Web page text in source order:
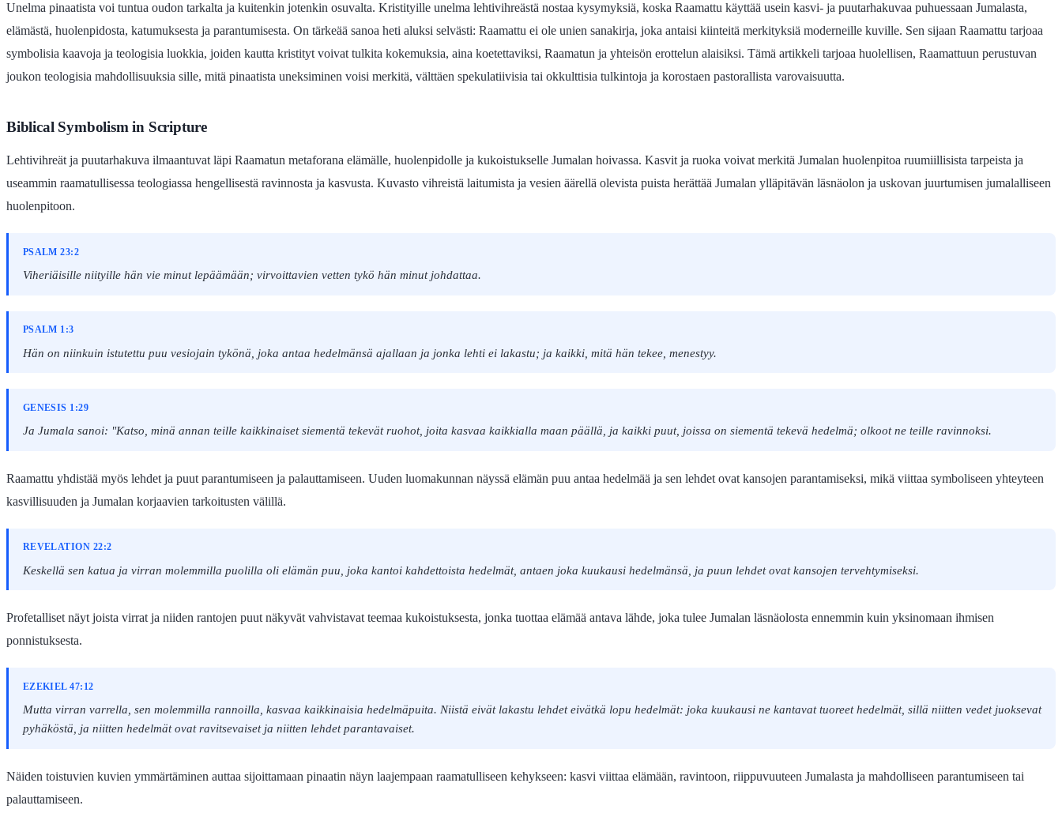
Unelma pinaatista voi tuntua oudon tarkalta ja kuitenkin jotenkin osuvalta. Kristityille unelma lehtivihreästä nostaa kysymyksiä, koska Raamattu käyttää usein kasvi- ja puutarhakuvaa puhuessaan Jumalasta,
elämästä, huolenpidosta, katumuksesta ja parantumisesta. On tärkeää sanoa heti aluksi selvästi: Raamattu ei ole unien sanakirja, joka antaisi kiinteitä merkityksiä moderneille kuville. Sen sijaan Raamattu tarjoaa
symbolisia kaavoja ja teologisia luokkia, joiden kautta kristityt voivat tulkita kokemuksia, aina koetettaviksi, Raamatun ja yhteisön erottelun alaisiksi. Tämä artikkeli tarjoaa huolellisen, Raamattuun perustuvan
joukon teologisia mahdollisuuksia sille, mitä pinaatista uneksiminen voisi merkitä, välttäen spekulatiivisia tai okkulttisia tulkintoja ja korostaen pastorallista varovaisuutta.
Biblical Symbolism in Scripture
Lehtivihreät ja puutarhakuva ilmaantuvat läpi Raamatun metaforana elämälle, huolenpidolle ja kukoistukselle Jumalan hoivassa. Kasvit ja ruoka voivat merkitä Jumalan huolenpitoa ruumiillisista tarpeista ja
useammin raamatullisessa teologiassa hengellisestä ravinnosta ja kasvusta. Kuvasto vihreistä laitumista ja vesien äärellä olevista puista herättää Jumalan ylläpitävän läsnäolon ja uskovan juurtumisen jumalalliseen
huolenpitoon.
PSALM 23:2
Viheriäisille niityille hän vie minut lepäämään; virvoittavien vetten tykö hän minut johdattaa.
PSALM 1:3
Hän on niinkuin istutettu puu vesiojain tykönä, joka antaa hedelmänsä ajallaan ja jonka lehti ei lakastu; ja kaikki, mitä hän tekee, menestyy.
GENESIS 1:29
Ja Jumala sanoi: "Katso, minä annan teille kaikkinaiset siementä tekevät ruohot, joita kasvaa kaikkialla maan päällä, ja kaikki puut, joissa on siementä tekevä hedelmä; olkoot ne teille ravinnoksi.
Raamattu yhdistää myös lehdet ja puut parantumiseen ja palauttamiseen. Uuden luomakunnan näyssä elämän puu antaa hedelmää ja sen lehdet ovat kansojen parantamiseksi, mikä viittaa symboliseen yhteyteen
kasvillisuuden ja Jumalan korjaavien tarkoitusten välillä.
REVELATION 22:2
Keskellä sen katua ja virran molemmilla puolilla oli elämän puu, joka kantoi kahdettoista hedelmät, antaen joka kuukausi hedelmänsä, ja puun lehdet ovat kansojen tervehtymiseksi.
Profetalliset näyt joista virrat ja niiden rantojen puut näkyvät vahvistavat teemaa kukoistuksesta, jonka tuottaa elämää antava lähde, joka tulee Jumalan läsnäolosta ennemmin kuin yksinomaan ihmisen
ponnistuksesta.
EZEKIEL 47:12
Mutta virran varrella, sen molemmilla rannoilla, kasvaa kaikkinaisia hedelmäpuita. Niistä eivät lakastu lehdet eivätkä lopu hedelmät: joka kuukausi ne kantavat tuoreet hedelmät, sillä niitten vedet juoksevat
pyhäköstä, ja niitten hedelmät ovat ravitsevaiset ja niitten lehdet parantavaiset.
Näiden toistuvien kuvien ymmärtäminen auttaa sijoittamaan pinaatin näyn laajempaan raamatulliseen kehykseen: kasvi viittaa elämään, ravintoon, riippuvuuteen Jumalasta ja mahdolliseen parantumiseen tai
palauttamiseen.